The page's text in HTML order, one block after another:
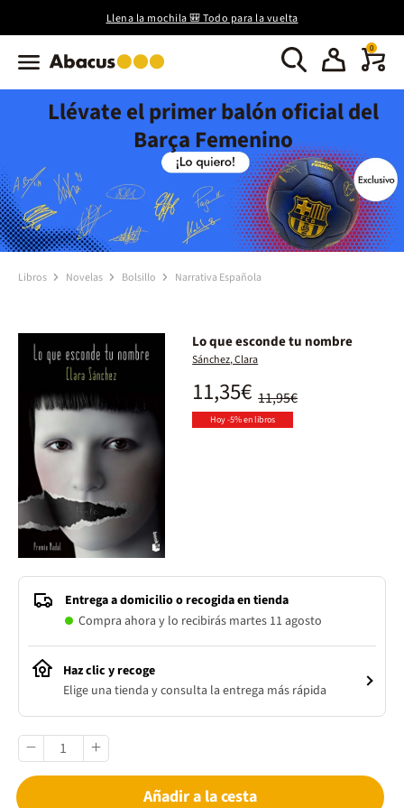
Llena la mochila 🎒 Todo para la vuelta
0
Llévate el primer balón oficial del
Barça Femenino
Libros Novelas Bolsillo Narrativa Española
Lo que esconde tu nombre
Sánchez, Clara
11,95€
11,35€
Hoy -5% en libros
Entrega a domicilio o recogida en tienda
Compra ahora y lo recibirás martes 11 agosto
Haz clic y recoge
Elige una tienda y consulta la entrega más rápida
Añadir a la cesta